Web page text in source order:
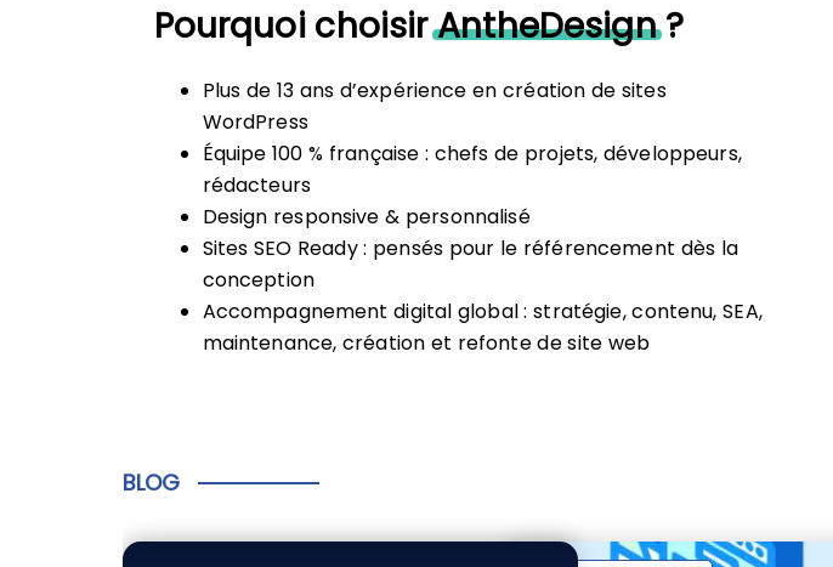
Pourquoi choisirAntheDesign?
Plus de 13 ans d’expérience en création de sites
WordPress
Équipe 100 % française : chefs de projets, développeurs,
rédacteurs
Design responsive & personnalisé
Sites SEO Ready : pensés pour le référencement dès la
conception
Accompagnement digital global : stratégie, contenu, SEA,
maintenance, création et refonte de site web
BLOG